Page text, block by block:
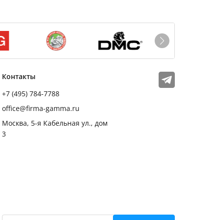
Контакты
+7 (495) 784-7788
office@firma-gamma.ru
Москва, 5-я Кабельная ул., дом
3
Мы в соцсетях
Телеграм